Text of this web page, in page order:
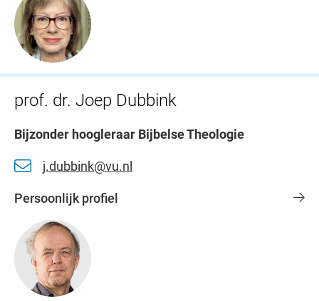
prof. dr. Joep Dubbink
Bijzonder hoogleraar Bijbelse Theologie
j.dubbink@vu.nl
Persoonlijk profiel